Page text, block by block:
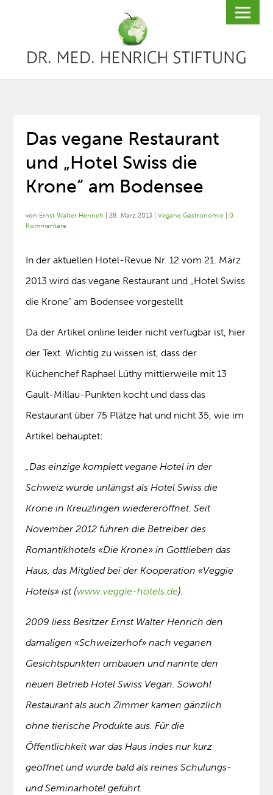
Das vegane Restaurant
und „Hotel Swiss die
Krone“ am Bodensee
von Ernst Walter Henrich |28. März 2013 |Vegane Gastronomie |0
Kommentare
In der aktuellen Hotel-Revue Nr. 12 vom 21. März
2013 wird das vegane Restaurant und „Hotel Swiss
die Krone“ am Bodensee vorgestellt
Da der Artikel online leider nicht verfügbar ist, hier
der Text. Wichtig zu wissen ist, dass der
Küchenchef Raphael Lüthy mittlerweile mit 13
Gault-Millau-Punkten kocht und dass das
Restaurant über 75 Plätze hat und nicht 35, wie im
Artikel behauptet:
„Das einzige komplett vegane Hotel in der
Schweiz wurde unlängst als Hotel Swiss die
Krone in Kreuzlingen wiedereröffnet. Seit
November 2012 führen die Betreiber des
Romantikhotels «Die Krone» in Gottlieben das
Haus, das Mitglied bei der Kooperation «Veggie
Hotels» ist (www.veggie-hotels.de).
2009 liess Besitzer Ernst Walter Henrich den
damaligen «Schweizerhof» nach veganen
Gesichtspunkten umbauen und nannte den
neuen Betrieb Hotel Swiss Vegan. Sowohl
Restaurant als auch Zimmer kamen gänzlich
ohne tierische Produkte aus. Für die
Öffentlichkeit war das Haus indes nur kurz
geöffnet und wurde bald als reines Schulungs-
und Seminarhotel geführt.